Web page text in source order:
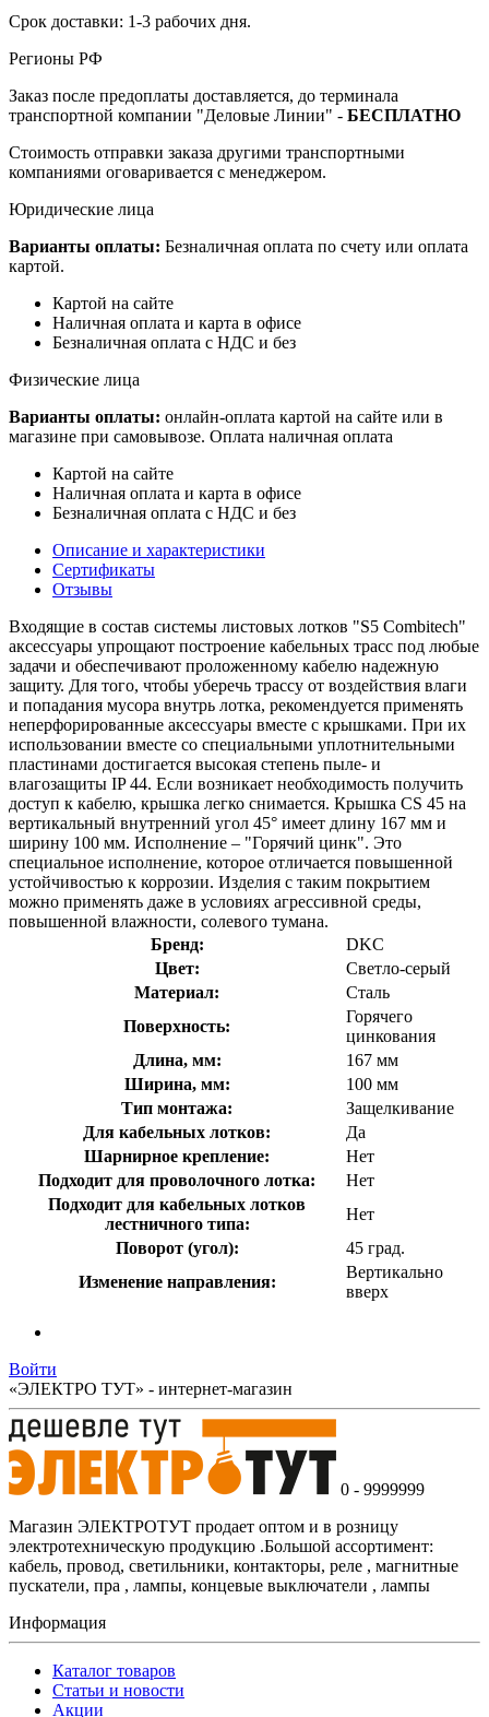
Срок доставки: 1-3 рабочих дня.
Регионы РФ
Заказ после предоплаты доставляется, до терминала
транспортной компании "Деловые Линии" - БЕСПЛАТНО
Стоимость отправки заказа другими транспортными
компаниями оговаривается с менеджером.
Юридические лица
Варианты оплаты: Безналичная оплата по счету или оплата
картой.
Картой на сайте
Наличная оплата и карта в офисе
Безналичная оплата с НДС и без
Физические лица
Варианты оплаты: онлайн-оплата картой на сайте или в
магазине при самовывозе. Оплата наличная оплата
Картой на сайте
Наличная оплата и карта в офисе
Безналичная оплата с НДС и без
Описание и характеристики
Сертификаты
Отзывы
Входящие в состав системы листовых лотков "S5 Combitech"
аксессуары упрощают построение кабельных трасс под любые
задачи и обеспечивают проложенному кабелю надежную
защиту. Для того, чтобы уберечь трассу от воздействия влаги
и попадания мусора внутрь лотка, рекомендуется применять
неперфорированные аксессуары вместе с крышками. При их
использовании вместе со специальными уплотнительными
пластинами достигается высокая степень пыле- и
влагозащиты IP 44. Если возникает необходимость получить
доступ к кабелю, крышка легко снимается. Крышка CS 45 на
вертикальный внутренний угол 45° имеет длину 167 мм и
ширину 100 мм. Исполнение – "Горячий цинк". Это
специальное исполнение, которое отличается повышенной
устойчивостью к коррозии. Изделия с таким покрытием
можно применять даже в условиях агрессивной среды,
повышенной влажности, солевого тумана.
Бренд:
DKC
Цвет:
Светло-серый
Материал:
Сталь
Поверхность:
Горячего
цинкования
Длина, мм:
167 мм
Ширина, мм:
100 мм
Тип монтажа:
Защелкивание
Для кабельных лотков:
Да
Шарнирное крепление:
Нет
Подходит для проволочного лотка:
Нет
Подходит для кабельных лотков
лестничного типа:
Нет
Поворот (угол):
45 град.
Изменение направления:
Вертикально
вверх
Войти
«ЭЛЕКТРО ТУТ» - интернет-магазин
0 - 9999999
Магазин ЭЛЕКТРОТУТ продает оптом и в розницу
электротехническую продукцию .Большой ассортимент:
кабель, провод, светильники, контакторы, реле , магнитные
пускатели, пра , лампы, концевые выключатели , лампы
Информация
Каталог товаров
Статьи и новости
Акции